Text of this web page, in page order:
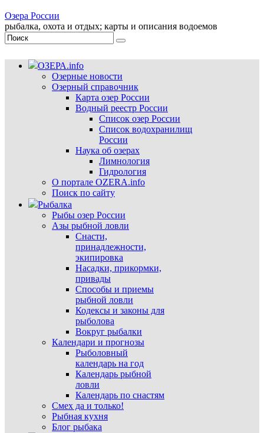
Озера России
рыбалка, охота и отдых; карты и описания водоемов
ОЗЕРА.info
Озерные новости
Озерный справочник
Карта озер России
Водный реестр России
Список озер России
Список водохранилищ
России
Наука об озерах
Лимнология
Гидрология
О портале OZERA.info
Поиск по сайту
Рыбалка
Рыбы озер России
Азы рыбной ловли
Снасти,
принадлежности,
экипировка
Насадки, прикормки,
привады
Способы и приемы
рыбной ловли
Кодексы и законы для
рыболова
Вокруг рыбалки
Календари и прогнозы
Рыболовный
календарь на год
Календарь рыбной
ловли
Календарь по снастям
Смех да и только!
Рыбная кухня
Блог рыбака